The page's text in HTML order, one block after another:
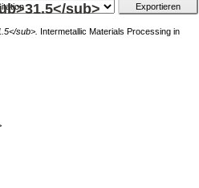
sub>
sub>. Intermetallic Materials Processing in